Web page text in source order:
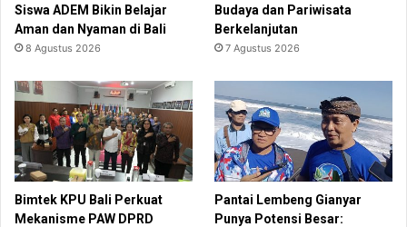
Siswa ADEM Bikin Belajar
Aman dan Nyaman di Bali
8 Agustus 2026
Budaya dan Pariwisata
Berkelanjutan
7 Agustus 2026
Bimtek KPU Bali Perkuat
Mekanisme PAW DPRD
Pantai Lembeng Gianyar
Punya Potensi Besar: